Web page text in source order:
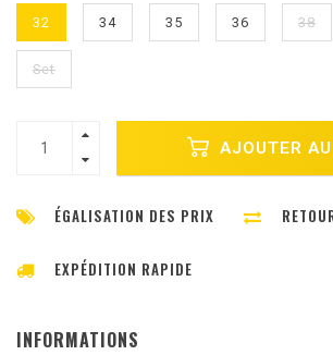
32 34 35 36 38
Set
AJOUTER
ÉGALISATION DES PRIX
EXPÉDITION RAPIDE
INFORMATIONS